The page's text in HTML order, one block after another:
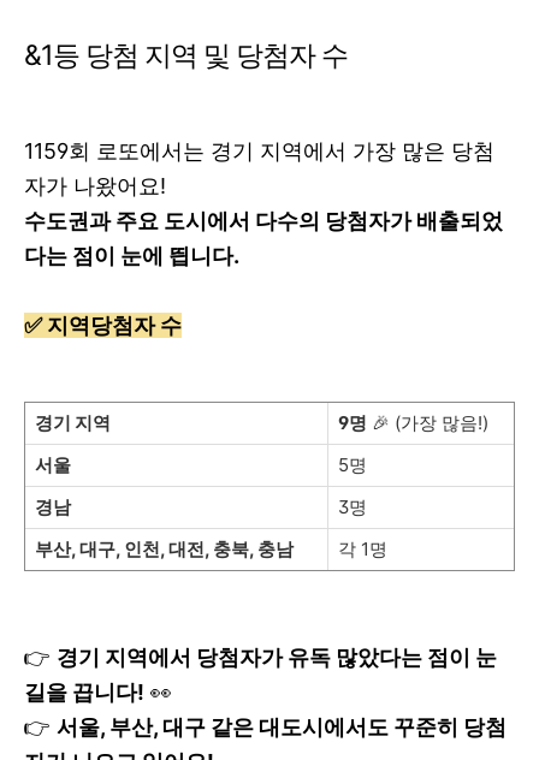
&1등 당첨 지역 및 당첨자 수
1159회 로또에서는 경기 지역에서 가장 많은 당첨
자가 나왔어요!
수도권과 주요 도시에서 다수의 당첨자가 배출되었
다는 점이 눈에 띕니다.
✅ 지역당첨자 수
경기 지역 9명 🎉 (가장 많음!)
서울
5명
경남
3명
부산, 대구, 인천, 대전, 충북, 충남
각 1명
👉 경기 지역에서 당첨자가 유독 많았다는 점이 눈
길을 끕니다! 👀
👉 서울, 부산, 대구 같은 대도시에서도 꾸준히 당첨